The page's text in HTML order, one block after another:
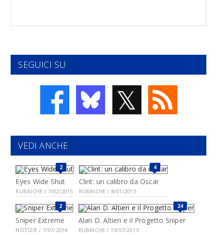
SEGUICI SU
𝕏
VEDI ANCHE
2
Eyes Wide Shut
RUBRICHE / 7/02/2015
4
Clint: un calibro da Oscar
RUBRICHE / 8/01/2015
2
Sniper Extreme
NOTIZIE / 7/07/2014
24
Alan D. Altieri e il Progetto Sniper
RUBRICHE / 19/07/2013